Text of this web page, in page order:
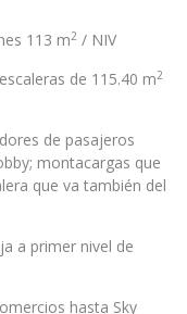
113 m2 / NIV
de 115.40 m2
de pasajeros
montacargas que
que va también del
a primer nivel de
hasta Sky